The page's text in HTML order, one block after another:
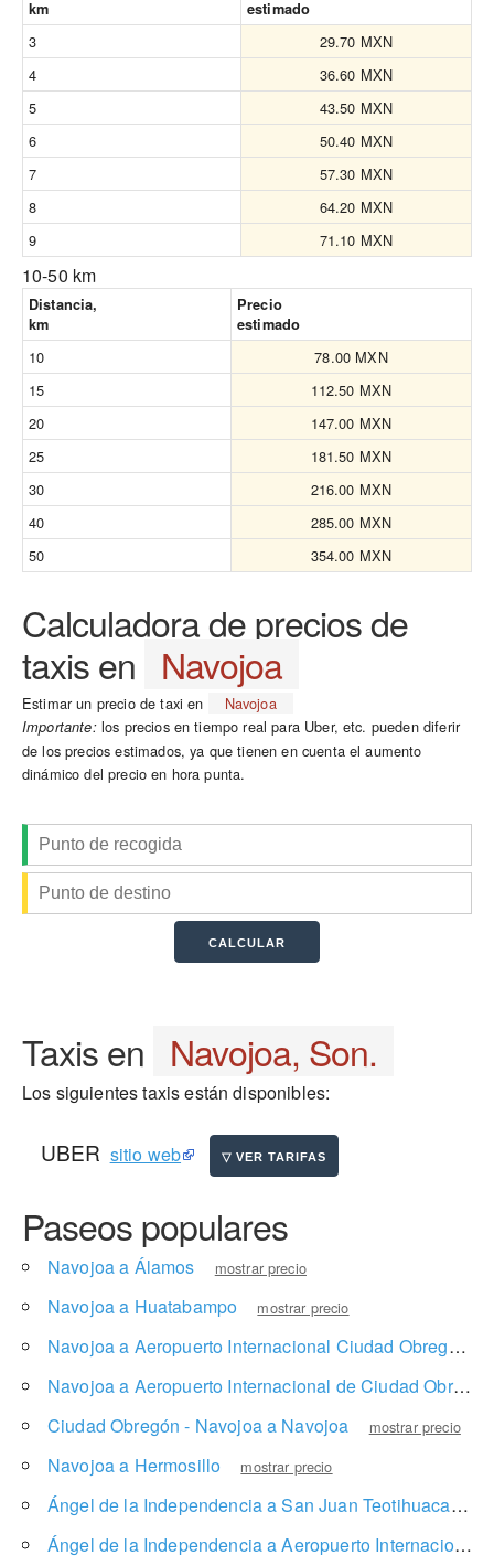
km estimado
3
29.70 MXN
4
36.60 MXN
5
43.50 MXN
6
50.40 MXN
7
57.30 MXN
8
64.20 MXN
9
71.10 MXN
10-50 km
Distancia,
km
Precio
estimado
10
78.00 MXN
15
112.50 MXN
20
147.00 MXN
25
181.50 MXN
30
216.00 MXN
40
285.00 MXN
50
354.00 MXN
Calculadora de precios de
taxis en Navojoa
Estimar un precio de taxi en Navojoa
Importante:los precios en tiempo real para Uber, etc. pueden diferir
de los precios estimados, ya que tienen en cuenta el aumento
dinámico del precio en hora punta.
Taxis en Navojoa, Son.
Los siguientes taxis están disponibles:
UBER sitio web
Paseos populares
Navojoa a Álamos mostrar precio
Navojoa a Huatabampo mostrar precio
Navojoa a Aeropuerto Internacional Ciudad Obregon
Navojoa a Aeropuerto Internacional de Ciudad Obregón
Ciudad Obregón - Navojoa a Navojoa
mostrar precio
Navojoa a Hermosillo mostrar precio
Ángel de la Independencia a San Juan Teotihuacan de Arista
Ángel de la Independencia a Aeropuerto Internacional de la Ciudad de México